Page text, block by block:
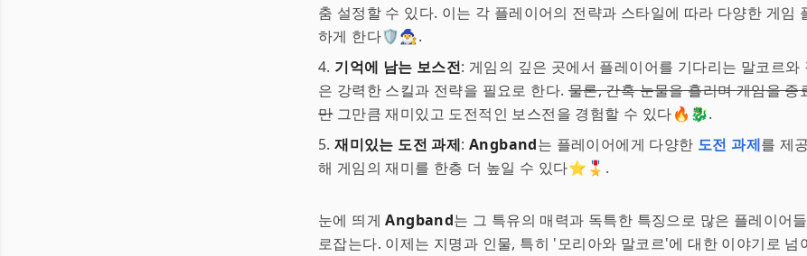
춤 설정할 수 있다. 이는 각 플레이어의 전략과 스타일에 따라 다양한 게임
하게 한다🛡️🧙‍♂️.
4. 기억에 남는 보스전: 게임의 깊은 곳에서 플레이어를 기다리는 말코르와
은 강력한 스킬과 전략을 필요로 한다.물론, 간혹 눈물을 흘리며 게임을 종
만그만큼 재미있고 도전적인 보스전을 경험할 수 있다🔥🐉.
5.재미있는 도전 과제:Angband는 플레이어에게 다양한 도전 과제를 제
해 게임의 재미를 한층 더 높일 수 있다⭐🎖️.
눈에 띄게Angband는 그 특유의 매력과 독특한 특징으로 많은 플레이어
로잡는다. 이제는 지명과 인물, 특히 '모리아와 말코르'에 대한 이야기로 넘